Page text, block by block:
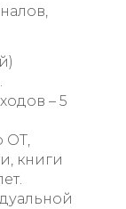
– 5
ОТ,
книги